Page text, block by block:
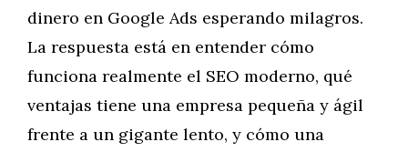
dinero en Google Ads esperando milagros.
La respuesta está en entender cómo
funciona realmente el SEO moderno, qué
ventajas tiene una empresa pequeña y ágil
frente a un gigante lento, y cómo una